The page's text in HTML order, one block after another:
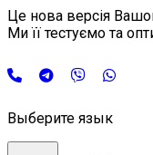
Це нова версія
Ми її тестуємо та
Выберите язык